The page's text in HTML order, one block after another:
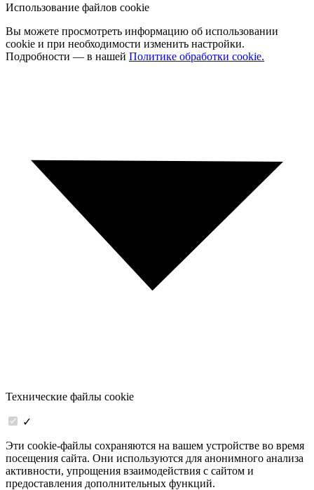
Использование файлов cookie
Вы можете просмотреть информацию об использовании
cookie и при необходимости изменить настройки.
Подробности — в нашей Политике обработки cookie.
Технические файлы cookie
✓
Эти cookie-файлы сохраняются на вашем устройстве во время
посещения сайта. Они используются для анонимного анализа
активности, упрощения взаимодействия с сайтом и
предоставления дополнительных функций.